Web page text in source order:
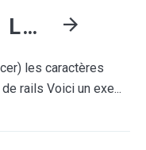
SUPPRIMER LES CARACTÈRES ACCENTUÉS AVEC I18N.TRANSLITERATE
les caractères
rails Voici un exe...